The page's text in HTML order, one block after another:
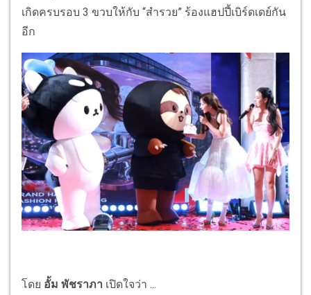
เกิดครบรอบ 3 ขวบให้กับ “สำรวย” ร้องแฮปปี้เบิร์ดเดย์กัน
อีก
โดย อั้ม พัชราภา เปิดใจว่า ...